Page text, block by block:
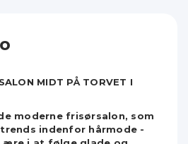
MIDT PÅ TORVET I
moderne frisørsalon, som
indenfor hårmode -